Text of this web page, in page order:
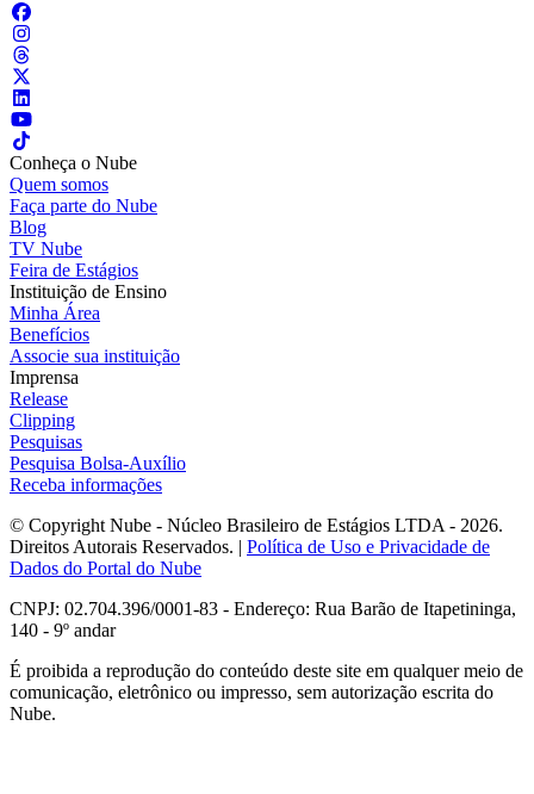
Conheça o Nube
Quem somos
Faça parte do Nube
Blog
TV Nube
Feira de Estágios
Instituição de Ensino
Minha Área
Benefícios
Associe sua instituição
Imprensa
Release
Clipping
Pesquisas
Pesquisa Bolsa-Auxílio
Receba informações
© Copyright Nube - Núcleo Brasileiro de Estágios LTDA - 2026.
Direitos Autorais Reservados. | Política de Uso e Privacidade de
Dados do Portal do Nube
CNPJ: 02.704.396/0001-83 - Endereço: Rua Barão de Itapetininga,
140 - 9º andar
É proibida a reprodução do conteúdo deste site em qualquer meio de
comunicação, eletrônico ou impresso, sem autorização escrita do
Nube.